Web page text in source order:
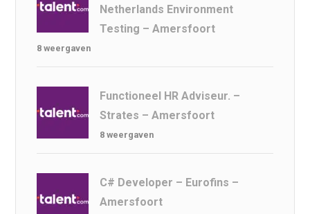
Netherlands Environment
Testing – Amersfoort
8 weergaven
Functioneel HR Adviseur. –
Strates – Amersfoort
8 weergaven
C# Developer – Eurofins –
Amersfoort